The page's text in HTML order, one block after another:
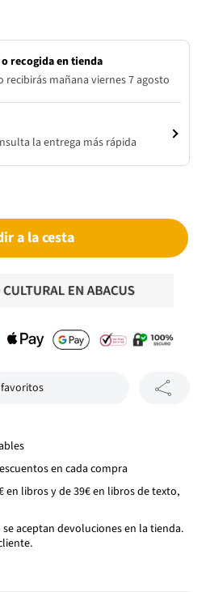
recogida en tienda
recibirás mañana viernes 7 agosto
la entrega más rápida
a la cesta
en cada compra
en libros y de 39€ en libros de texto,
aceptan devoluciones en la tienda.